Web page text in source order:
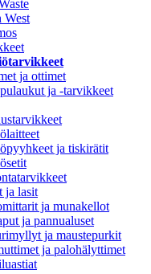
West
ja ottimet
ja -tarvikkeet
ja tiskirätit
ja lasit
ja munakellot
ja pannualuset
ja maustepurkit
ja palohälyttimet